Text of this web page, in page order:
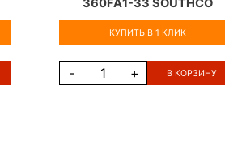
360FA1-33 SOUTHCO
КУПИТЬ В 1 КЛИК
- + В КОРЗИНУ